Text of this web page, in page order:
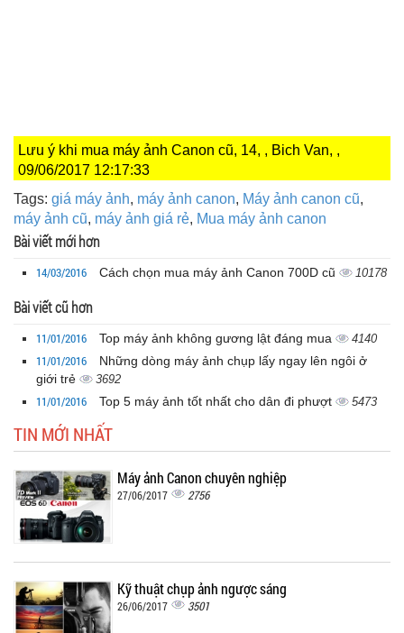
Lưu ý khi mua máy ảnh Canon cũ, 14, , Bich Van, ,
09/06/2017 12:17:33
Tags: giá máy ảnh, máy ảnh canon, Máy ảnh canon cũ,
máy ảnh cũ, máy ảnh giá rẻ, Mua máy ảnh canon
Bài viết mới hơn
14/03/2016 Cách chọn mua máy ảnh Canon 700D cũ 10178
Bài viết cũ hơn
11/01/2016 Top máy ảnh không gương lật đáng mua 4140
11/01/2016
Những dòng máy ảnh chụp lấy ngay lên ngôi ở
giới trẻ
3692
11/01/2016 Top 5 máy ảnh tốt nhất cho dân đi phượt 5473
TIN MỚI NHẤT
Máy ảnh Canon chuyên nghiệp
27/06/2017 2756
Kỹ thuật chụp ảnh ngược sáng
26/06/2017 3501